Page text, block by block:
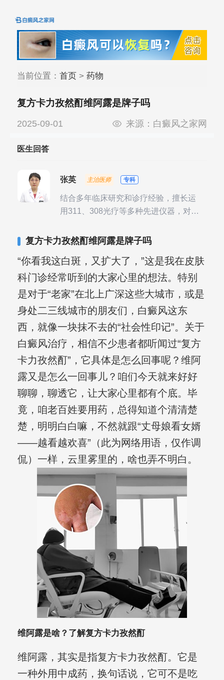
当前位置： 首页> 药物
复方卡力孜然酊维阿露是牌子吗
2025-09-01 来源： 白癜风之家网
医生回答
张英 主治医师 专科
结合多年临床研究和诊疗经验，擅长运
用311、308光疗等多种先进仪器，对不
其对女性银屑病、顽固性银屑病、全身
验。
复方卡力孜然酊维阿露是牌子吗
“你看我这白斑，又扩大了，”这是我在皮肤
科门诊经常听到的大家心里的想法。特别
是对于“老家”在北上广深这些大城市，或是
身处二三线城市的朋友们，白癜风这东
西，就像一块抹不去的“社会性印记”。关于
白癜风治疗，相信不少患者都听闻过“复方
卡力孜然酊”，它具体是怎么回事呢？维阿
露又是怎么一回事儿？咱们今天就来好好
聊聊，聊透它，让大家心里都有个底。毕
竟，咱老百姓要用药，总得知道个清清楚
楚，明明白白嘛，不然就跟“丈母娘看女婿
——越看越欢喜”（此为网络用语，仅作调
侃）一样，云里雾里的，啥也弄不明白。
维阿露是啥？了解复方卡力孜然酊
维阿露，其实是指复方卡力孜然酊。它是
一种外用中成药，换句话说，它可不是吃